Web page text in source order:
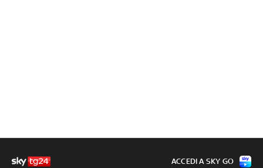
ACCEDI A SKY GO